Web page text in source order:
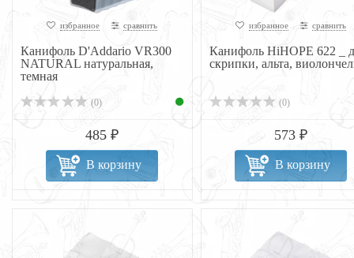
избранное сравнить
Канифоль D'Addario VR300
NATURAL натуральная,
темная
(0)
485 ₽
В корзину
избранное сравнить
Канифоль HiHOPE 622 _
скрипки, альта,
(0)
573 ₽
В корзину